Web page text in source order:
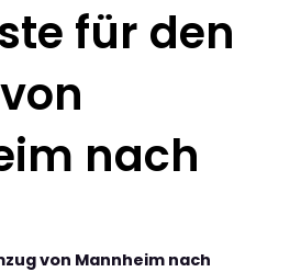
für den
nach
von Mannheim nach